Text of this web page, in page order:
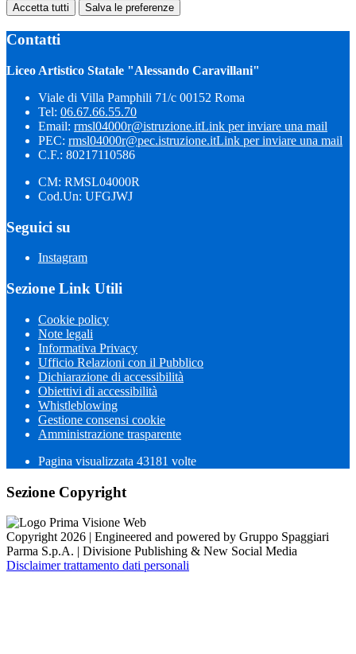
Accetta tutti Salva le preferenze
Contatti
Liceo Artistico Statale "Alessando Caravillani"
Viale di Villa Pamphili 71/c 00152 Roma
Tel: 06.67.66.55.70
Email: rmsl04000r@istruzione.itLink per inviare una mail
PEC: rmsl04000r@pec.istruzione.itLink per inviare una mail
C.F.: 80217110586
CM: RMSL04000R
Cod.Un: UFGJWJ
Seguici su
Instagram
Sezione Link Utili
Cookie policy
Note legali
Informativa Privacy
Ufficio Relazioni con il Pubblico
Dichiarazione di accessibilità
Obiettivi di accessibilità
Whistleblowing
Gestione consensi cookie
Amministrazione trasparente
Pagina visualizzata 43181 volte
Sezione Copyright
Copyright 2026 | Engineered and powered by Gruppo Spaggiari
Parma S.p.A. | Divisione Publishing & New Social Media
Disclaimer trattamento dati personali